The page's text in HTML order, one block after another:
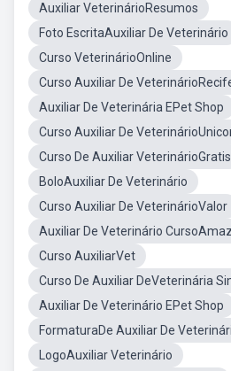
Auxiliar VeterinárioResumos
Foto EscritaAuxiliar De Veterinário
Curso VeterinárioOnline
Curso Auxiliar De
Auxiliar De Veterinária EPet Shop
Curso Auxiliar De
Curso De Auxiliar VeterinárioGratis
BoloAuxiliar De Veterinário
Curso Auxiliar De VeterinárioValor
Auxiliar De Veterinário
Curso AuxiliarVet
Curso De Auxiliar DeVeterinária
Auxiliar De Veterinário EPet Shop
FormaturaDe Auxiliar De
LogoAuxiliar Veterinário